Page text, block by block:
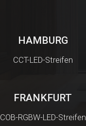
HAMBURG
CCT-LED-Streifen
FRANKFURT
COB-RGBW-LED-Streifen